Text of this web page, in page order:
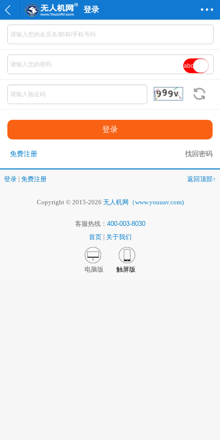
登录
abc
免费注册 找回密码
登录 免费注册 返回顶部↑
Copyright © 2015-2026 无人机网（www.youuav.com)
客服热线： 400-003-8030
首页
关于我们
电脑版 触屏版